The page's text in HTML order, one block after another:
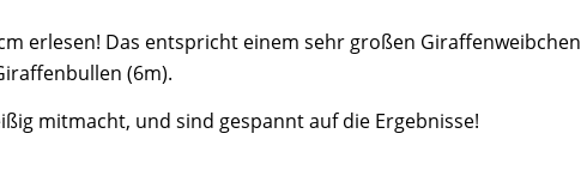
erlesen! Das entspricht einem sehr großen Giraffenweibchen
(6m).
mitmacht, und sind gespannt auf die Ergebnisse!